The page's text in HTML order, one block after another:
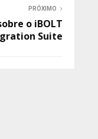
PRÓXIMO
o iBOLT
Suite